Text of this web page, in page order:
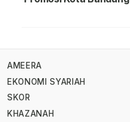
AMEERA
EKONOMI SYARIAH
SKOR
KHAZANAH